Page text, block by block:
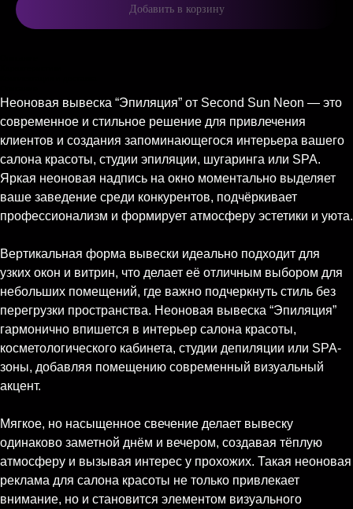
Добавить в корзину
Неоновая вывеска “Эпиляция” от Second Sun Neon — это
современное и стильное решение для привлечения
клиентов и создания запоминающегося интерьера вашего
салона красоты, студии эпиляции, шугаринга или SPA.
Яркая неоновая надпись на окно моментально выделяет
ваше заведение среди конкурентов, подчёркивает
профессионализм и формирует атмосферу эстетики и уюта.
Вертикальная форма вывески идеально подходит для
узких окон и витрин, что делает её отличным выбором для
небольших помещений, где важно подчеркнуть стиль без
перегрузки пространства. Неоновая вывеска “Эпиляция”
гармонично впишется в интерьер салона красоты,
косметологического кабинета, студии депиляции или SPA-
зоны, добавляя помещению современный визуальный
акцент.
Мягкое, но насыщенное свечение делает вывеску
одинаково заметной днём и вечером, создавая тёплую
атмосферу и вызывая интерес у прохожих. Такая неоновая
реклама для салона красоты не только привлекает
внимание, но и становится элементом визуального